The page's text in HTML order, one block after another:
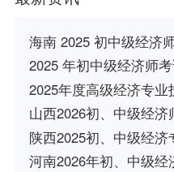
海南 2025 初中级经济
2025 年初中级经济师
2025年度高级经济专
山西2026初、中级经
陕西2025初、中级经
河南2026年初、中级经